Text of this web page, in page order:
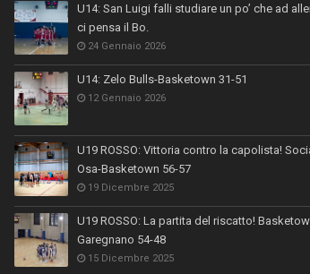
U14: San Luigi falli studiare un po’ che ad
ci pensa il Bo.
24 Gennaio 2026
U14: Zelo Bulls-Basketown 31-51
12 Gennaio 2026
U19 ROSSO: Vittoria contro la capolista!
Osa-Basketown 56-57
19 Dicembre 2025
U19 ROSSO: La partita del riscatto!
Garegnano 54-48
15 Dicembre 2025